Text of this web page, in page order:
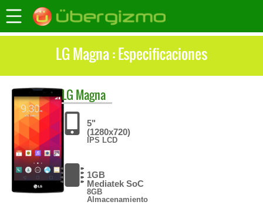
LG Magna : Especificaciones
LG Magna
5"
(1280x720)
IPS LCD
1GB
Mediatek SoC
8GB
Almacenamiento